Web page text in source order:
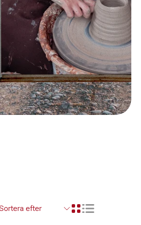
Visa resultaten i ett
Visa resultaten